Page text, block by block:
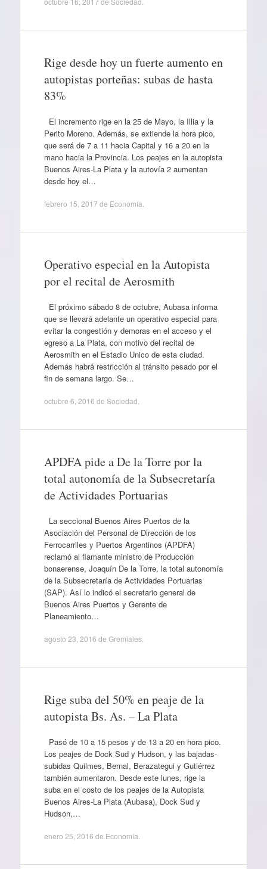
Rige desde hoy un fuerte aumento en
autopistas porteñas: subas de hasta
83%
El incremento rige en la 25 de Mayo, la Illia y la
Perito Moreno. Además, se extiende la hora pico,
que será de 7 a 11 hacia Capital y 16 a 20 en la
mano hacia la Provincia. Los peajes en la autopista
Buenos Aires-La Plata y la autovía 2 aumentan
desde hoy el…
febrero 15, 2017 de Economía
Operativo especial en la Autopista
por el recital de Aerosmith
El próximo sábado 8 de octubre, Aubasa informa
que se llevará adelante un operativo especial para
evitar la congestión y demoras en el acceso y el
egreso a La Plata, con motivo del recital de
Aerosmith en el Estadio Unico de esta ciudad.
Además habrá restricción al tránsito pesado por el
fin de semana largo. Se…
octubre 6, 2016 de Sociedad
APDFA pide a De la Torre por la
total autonomía de la Subsecretaría
de Actividades Portuarias
La seccional Buenos Aires Puertos de la
Asociación del Personal de Dirección de los
Ferrocarriles y Puertos Argentinos (APDFA)
reclamó al flamante ministro de Producción
bonaerense, Joaquín De la Torre, la total autonomía
de la Subsecretaría de Actividades Portuarias
(SAP). Así lo indicó el secretario general de
Buenos Aires Puertos y Gerente de
Planeamiento…
agosto 23, 2016 de Gremiales.
Rige suba del 50% en peaje de la
autopista Bs. As. – La Plata
Pasó de 10 a 15 pesos y de 13 a 20 en hora pico.
Los peajes de Dock Sud y Hudson, y las bajadas-
subidas Quilmes, Bernal, Berazategui y Gutiérrez
también aumentaron. Desde este lunes, rige la
suba en el costo de los peajes de la Autopista
Buenos Aires-La Plata (Aubasa), Dock Sud y
Hudson,…
enero 25, 2016 de Economía